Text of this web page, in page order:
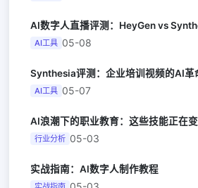
AI工具 05-08
AI工具 05-07
AI浪潮下的职业教育：这些技能正在
行业分析 05-03
实战指南：AI数字人制作教程